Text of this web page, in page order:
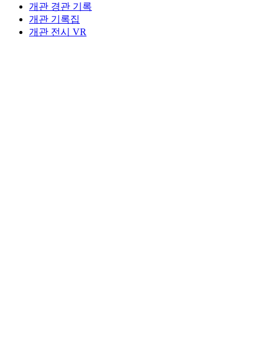
개관 경관 기록
개관 기록집
개관 전시 VR